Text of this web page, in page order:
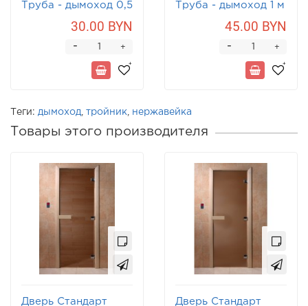
Труба - дымоход 0,5
30.00 BYN
+
-
Труба - дымоход 1 м
45.00 BYN
+
-
Теги: дымоход тройник нержавейка
Товары этого производителя
Дверь Стандарт
Дверь Стандарт